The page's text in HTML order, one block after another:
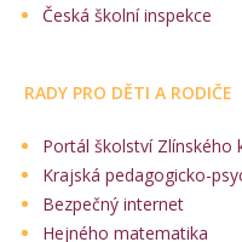
Česká školní inspekce
RADY PRO DĚTI A RODIČE
Portál školství Zlínského
Krajská pedagogicko-
Bezpečný internet
Hejného matematika